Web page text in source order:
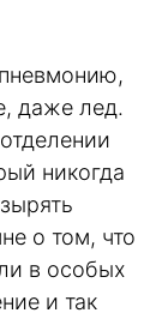
даже лед.
никогда
о том, что
в особых
и так